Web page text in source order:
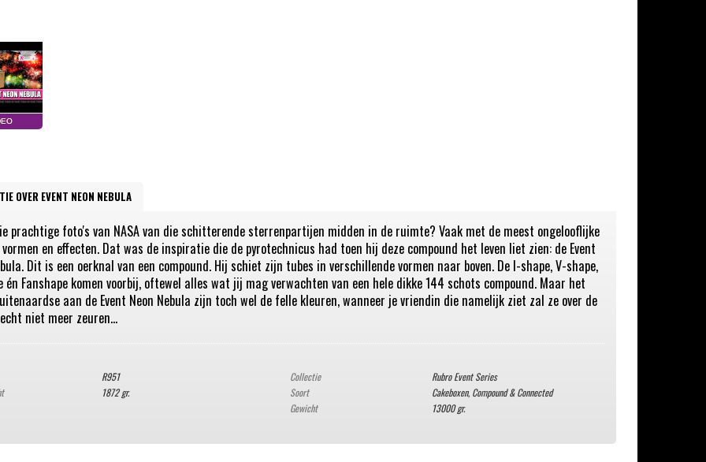
OVER EVENT NEON NEBULA
prachtige foto's van NASA van die schitterende sterrenpartijen midden in de ruimte? Vaak met de meest ongelooflijke
en effecten. Dat was de inspiratie die de pyrotechnicus had toen hij deze compound het leven liet zien: de Event
Dit is een oerknal van een compound. Hij schiet zijn tubes in verschillende vormen naar boven. De I-shape, V-shape,
én Fanshape komen voorbij, oftewel alles wat jij mag verwachten van een hele dikke 144 schots compound. Maar het
aan de Event Neon Nebula zijn toch wel de felle kleuren, wanneer je vriendin die namelijk ziet zal ze over de
niet meer zeuren...
R951
1872 gr.
Collectie
Rubro Event Series
Soort
Cakeboxen, Compound & Connected
Gewicht
13000 gr.